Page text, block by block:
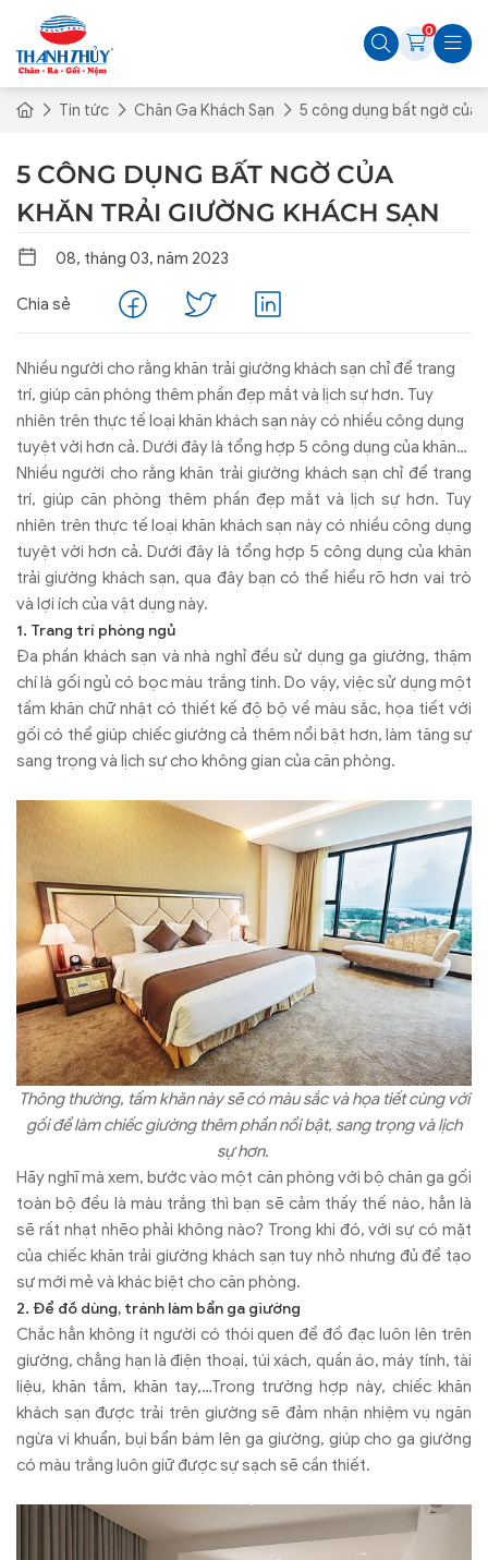
0
Tin tức Chăn Ga Khách Sạn 5 công dụng bất ngờ của
5 CÔNG DỤNG BẤT NGỜ CỦA
KHĂN TRẢI GIƯỜNG KHÁCH SẠN
08, tháng 03, năm 2023
Chia sẻ
Nhiều người cho rằng khăn trải giường khách sạn chỉ để trang
trí, giúp căn phòng thêm phần đẹp mắt và lịch sự hơn. Tuy
nhiên trên thực tế loại khăn khách sạn này có nhiều công dụng
tuyệt vời hơn cả. Dưới đây là tổng hợp 5 công dụng của khăn
trải giường khách sạn, qua đây bạn có thể hiểu rõ hơn vai trò
và lợi ích của vật dụng này.
Nhiều người cho rằng khăn trải giường khách sạn chỉ để trang
trí, giúp căn phòng thêm phần đẹp mắt và lịch sự hơn. Tuy
nhiên trên thực tế loại khăn khách sạn này có nhiều công dụng
tuyệt vời hơn cả. Dưới đây là tổng hợp 5 công dụng của khăn
trải giường khách sạn, qua đây bạn có thể hiểu rõ hơn vai trò
và lợi ích của vật dụng này.
1. Trang trí phòng ngủ
Đa phần khách sạn và nhà nghỉ đều sử dụng ga giường, thậm
chí là gối ngủ có bọc màu trắng tinh. Do vậy, việc sử dụng một
tấm khăn chữ nhật có thiết kế độ bộ về màu sắc, họa tiết với
gối có thể giúp chiếc giường cả thêm nổi bật hơn, làm tăng sự
sang trọng và lịch sự cho không gian của căn phòng.
Thông thường, tấm khăn này sẽ có màu sắc và họa tiết cùng với
gối để làm chiếc giường thêm phần nổi bật, sang trọng và lịch
sự hơn.
Hãy nghĩ mà xem, bước vào một căn phòng với bộ chăn ga gối
toàn bộ đều là màu trắng thì bạn sẽ cảm thấy thế nào, hẳn là
sẽ rất nhạt nhẽo phải không nào? Trong khi đó, với sự có mặt
của chiếc khăn trải giường khách sạn tuy nhỏ nhưng đủ để tạo
sự mới mẻ và khác biệt cho căn phòng.
2. Để đồ dùng, tránh làm bẩn ga giường
Chắc hẳn không ít người có thói quen để đồ đạc luôn lên trên
giường, chẳng hạn là điện thoại, túi xách, quần áo, máy tính, tài
liệu, khăn tắm, khăn tay,…Trong trường hợp này, chiếc khăn
khách sạn được trải trên giường sẽ đảm nhận nhiệm vụ ngăn
ngừa vi khuẩn, bụi bẩn bám lên ga giường, giúp cho ga giường
có màu trắng luôn giữ được sự sạch sẽ cần thiết.